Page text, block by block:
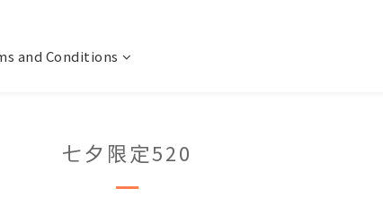
and Conditions
七夕限定520